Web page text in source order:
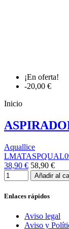
¡En oferta!
-20,00 €
Inicio
Aquallice
38,90 € 58,90 €
Añadir al
Enlaces rápidos
Aviso legal
Aviso y